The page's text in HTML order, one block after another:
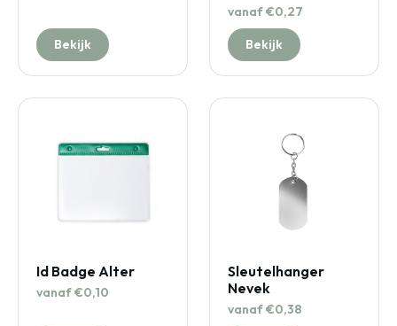
Bekijk
vanaf €0,27
Bekijk
Id Badge Alter
vanaf €0,10
Sleutelhanger
Nevek
vanaf €0,38